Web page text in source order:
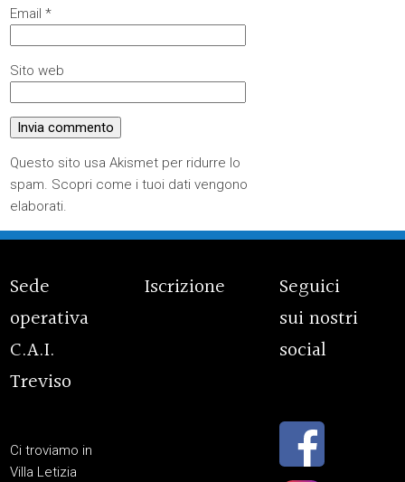
Email*
Sito web
Questo sito usa Akismet per ridurre lo
spam. Scopri come i tuoi dati vengono
elaborati.
Sede
operativa
C.A.I.
Treviso
Ci troviamo in
Villa Letizia
Iscrizione
Seguici
sui nostri
social